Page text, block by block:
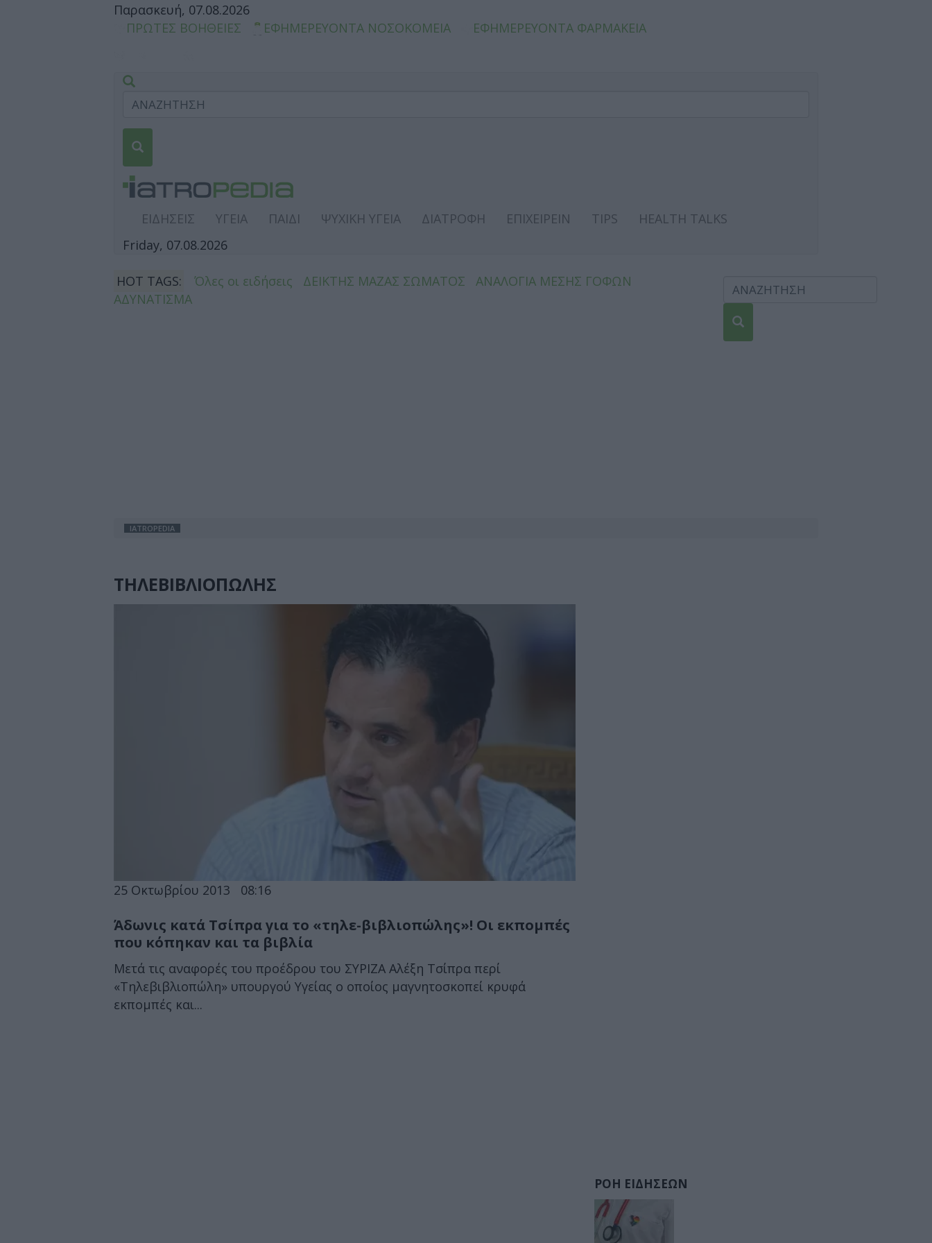
Παρασκευή, 07.08.2026
ΠΡΩΤΕΣ ΒΟΗΘΕΙΕΣ
ΕΦΗΜΕΡΕΥΟΝΤΑ ΝΟΣΟΚΟΜΕΙΑ ΕΦΗΜΕΡΕΥΟΝΤΑ ΦΑΡΜΑΚΕΙΑ
ΕΙΔΗΣΕΙΣ ΥΓΕΙΑ ΠΑΙΔΙ ΨΥΧΙΚΗ ΥΓΕΙΑ ΔΙΑΤΡΟΦΗ ΕΠΙΧΕΙΡΕΙΝ TIPS
HEALTH TALKS
Friday, 07.08.2026
HOT TAGS: Όλες οι ειδήσεις ΔΕΙΚΤΗΣ ΜΑΖΑΣ ΣΩΜΑΤΟΣ
ΑΝΑΛΟΓΙΑ ΜΕΣΗΣ ΓΟΦΩΝ
ΑΔΥΝΑΤΙΣΜΑ
IATROPEDIA
ΤΗΛΕΒΙΒΛΙΟΠΩΛΗΣ
25 Οκτωβρίου 2013 08:16
Άδωνις κατά Τσίπρα για το «τηλε-βιβλιοπώλης»! Οι εκπομπές
που κόπηκαν και τα βιβλία
Μετά τις αναφορές του προέδρου του ΣΥΡΙΖΑ Αλέξη Τσίπρα περί
«Τηλεβιβλιοπώλη» υπουργού Υγείας ο οποίος μαγνητοσκοπεί κρυφά
εκπομπές και...
ΡΟΗ ΕΙΔΗΣΕΩΝ